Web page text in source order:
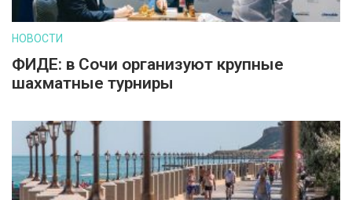
НОВОСТИ
ФИДЕ: в Сочи организуют крупные
шахматные турниры